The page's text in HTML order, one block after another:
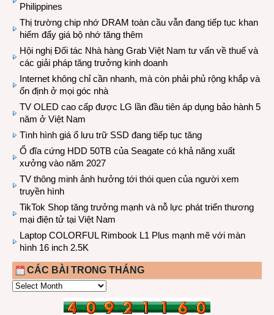
Philippines
Thị trường chip nhớ DRAM toàn cầu vẫn đang tiếp tục khan
hiếm đẩy giá bộ nhớ tăng thêm
Hội nghị Đối tác Nhà hàng Grab Việt Nam tư vấn về thuế và
các giải pháp tăng trưởng kinh doanh
Internet không chỉ cần nhanh, mà còn phải phủ rộng khắp và
ổn định ở mọi góc nhà
TV OLED cao cấp được LG lần đầu tiên áp dụng bảo hành 5
năm ở Việt Nam
Tình hình giá ổ lưu trữ SSD đang tiếp tục tăng
Ổ đĩa cứng HDD 50TB của Seagate có khả năng xuất
xưởng vào năm 2027
TV thông minh ảnh hưởng tới thói quen của người xem
truyền hình
TikTok Shop tăng trưởng mạnh và nỗ lực phát triển thương
mại điện tử tại Việt Nam
Laptop COLORFUL Rimbook L1 Plus mạnh mẽ với màn
hình 16 inch 2.5K
CÁC BÀI TRONG THÁNG
CÁC